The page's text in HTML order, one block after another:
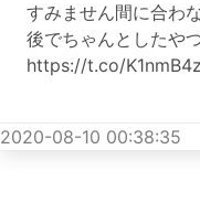
すみません間に合わ
後でちゃんとしたや
https://t.co/
2020-08-10 00:38:35